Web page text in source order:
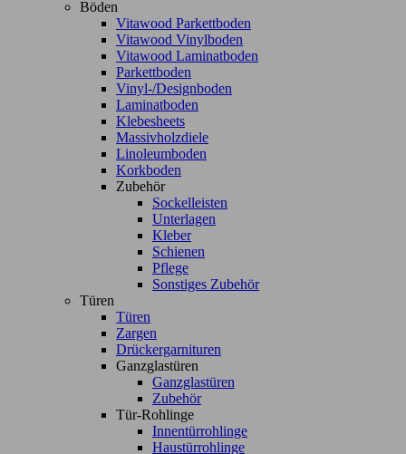
Böden
Vitawood Parkettboden
Vitawood Vinylboden
Vitawood Laminatboden
Parkettboden
Vinyl-/Designboden
Laminatboden
Klebesheets
Massivholzdiele
Linoleumboden
Korkboden
Zubehör
Sockelleisten
Unterlagen
Kleber
Schienen
Pflege
Sonstiges Zubehör
Türen
Türen
Zargen
Drückergarnituren
Ganzglastüren
Ganzglastüren
Zubehör
Tür-Rohlinge
Innentürrohlinge
Haustürrohlinge